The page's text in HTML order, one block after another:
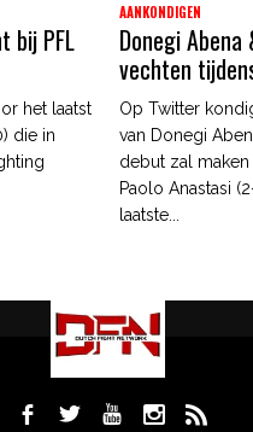
bij PFL
het laatst
die in
AANKONDIGEN
Donegi
vechten
Op Twitter
van Donegi
debut zal
Paolo Anastasi
laatste...